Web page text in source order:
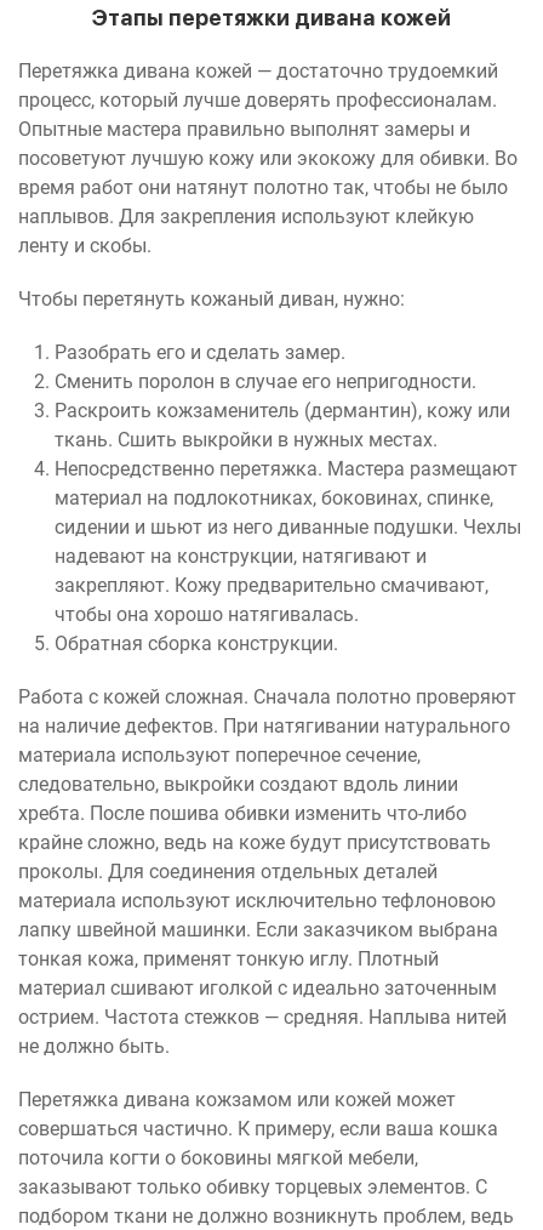
Этапы перетяжки дивана кожей
Перетяжка дивана кожей — достаточно трудоемкий
процесс, который лучше доверять профессионалам.
Опытные мастера правильно выполнят замеры и
посоветуют лучшую кожу или экокожу для обивки. Во
время работ они натянут полотно так, чтобы не было
наплывов. Для закрепления используют клейкую
ленту и скобы.
Чтобы перетянуть кожаный диван, нужно:
Разобрать его и сделать замер.
Сменить поролон в случае его непригодности.
Раскроить кожзаменитель (дермантин), кожу или
ткань. Сшить выкройки в нужных местах.
Непосредственно перетяжка. Мастера размещают
материал на подлокотниках, боковинах, спинке,
сидении и шьют из него диванные подушки. Чехлы
надевают на конструкции, натягивают и
закрепляют. Кожу предварительно смачивают,
чтобы она хорошо натягивалась.
Обратная сборка конструкции.
Работа с кожей сложная. Сначала полотно проверяют
на наличие дефектов. При натягивании натурального
материала используют поперечное сечение,
следовательно, выкройки создают вдоль линии
хребта. После пошива обивки изменить что-либо
крайне сложно, ведь на коже будут присутствовать
проколы. Для соединения отдельных деталей
материала используют исключительно тефлоновою
лапку швейной машинки. Если заказчиком выбрана
тонкая кожа, применят тонкую иглу. Плотный
материал сшивают иголкой с идеально заточенным
острием. Частота стежков — средняя. Наплыва нитей
не должно быть.
Перетяжка дивана кожзамом или кожей может
совершаться частично. К примеру, если ваша кошка
поточила когти о боковины мягкой мебели,
заказывают только обивку торцевых элементов. С
подбором ткани не должно возникнуть проблем, ведь